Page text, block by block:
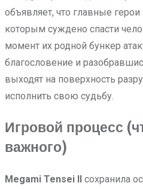
объявляет, что главные
которым суждено спасти
момент их родной бункер
благословение и
выходят на поверхность
исполнить свою судьбу.
Игровой процесс
важного)
Megami Tensei II
сохранила